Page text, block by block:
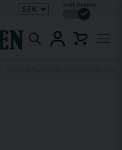
Inkl.moms